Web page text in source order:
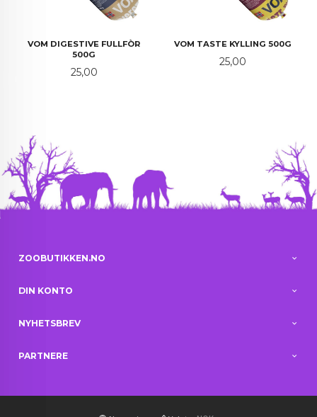
VOM DIGESTIVE FULLFÒR
500G
Pris
25,00
VOM TASTE KYLLING 500G
Pris
25,00
ZOOBUTIKKEN.NO
DIN KONTO
NYHETSBREV
PARTNERE